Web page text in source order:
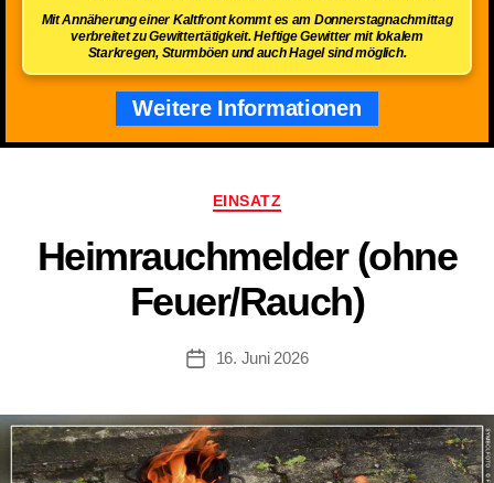
Mit Annäherung einer Kaltfront kommt es am Donnerstagnachmittag
verbreitet zu Gewittertätigkeit. Heftige Gewitter mit lokalem
Starkregen, Sturmböen und auch Hagel sind möglich.
Weitere Informationen
Kategorien
EINSATZ
Heimrauchmelder (ohne
Feuer/​Rauch)
Beitragsdatum
16. Juni 2026